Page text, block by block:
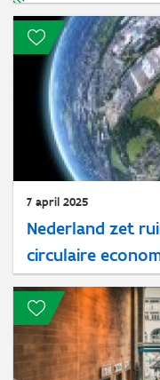
7 april 2025
Nederland zet
circulaire